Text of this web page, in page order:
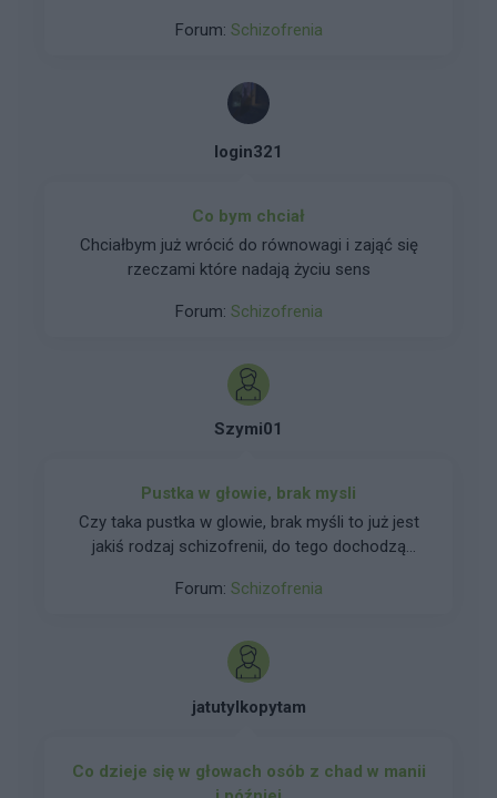
ciągłą anhedonię, nic mnie nie cieszy, nie
straciłem w ogóle zainteresowanie życiem i
czymkolwiek, śnią mi się koszmary
Forum: Schizofrenia
login321
Co bym chciał
Chciałbym już wrócić do równowagi i zająć się
rzeczami które nadają życiu sens
Forum: Schizofrenia
Szymi01
Pustka w głowie, brak mysli
Czy taka pustka w glowie, brak myśli to już jest
jakiś rodzaj schizofrenii, do tego dochodzą
ciągłą anhedonię, nic mnie nie cieszy, nie
straciłem w ogóle zainteresowanie życiem i
czymkolwiek, śnią mi się koszmary
Forum: Schizofrenia
jatutylkopytam
Co dzieje się w głowach osób z chad w manii